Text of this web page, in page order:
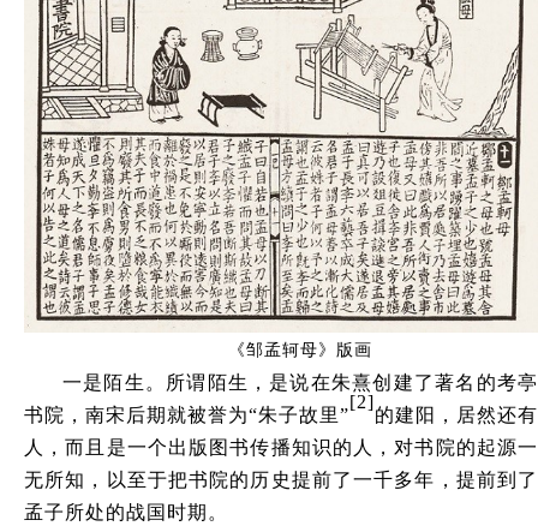
《邹孟轲母》 版画
一是陌生。所谓陌生，是说在朱熹创建了著名的考亭
书院，南宋后期就被誉为“朱子故里”
[2]
的建阳，居然还有
人，而且是一个出版图书传播知识的人，对书院的起源一
无所知，以至于把书院的历史提前了一千多年，提前到了
孟子所处的战国时期。